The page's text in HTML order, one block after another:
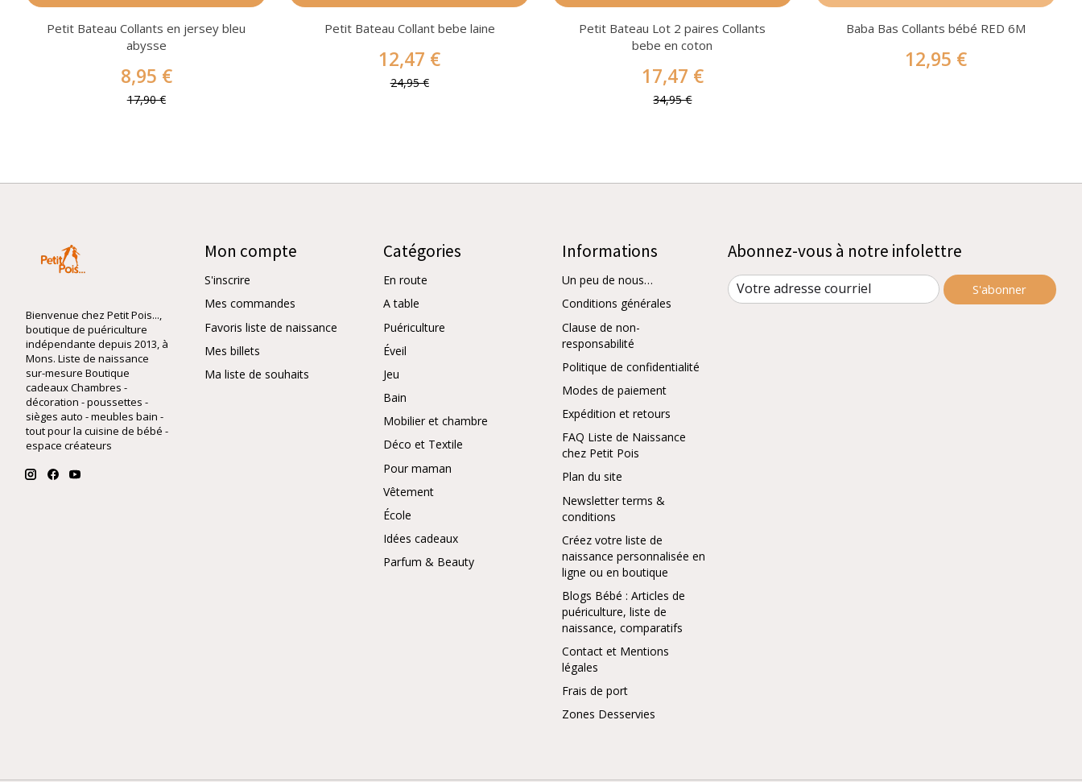
Petit Bateau Collants en jersey bleu
abysse
8,95 €
17,90 €
Petit Bateau Collant bebe laine
12,47 €
24,95 €
Petit Bateau Lot 2 paires Collants
bebe en coton
17,47 €
34,95 €
Baba Bas Collants bébé RED 6M
12,95 €
Bienvenue chez Petit Pois...,
boutique de puériculture
indépendante depuis 2013, à
Mons. Liste de naissance
sur-mesure Boutique
cadeaux Chambres -
décoration - poussettes -
sièges auto - meubles bain -
tout pour la cuisine de bébé -
espace créateurs
Mon compte
S'inscrire
Mes commandes
Favoris liste de naissance
Mes billets
Ma liste de souhaits
Catégories
En route
A table
Puériculture
Éveil
Jeu
Bain
Mobilier et chambre
Déco et Textile
Pour maman
Vêtement
École
Idées cadeaux
Parfum & Beauty
Informations
Un peu de nous…
Conditions générales
Clause de non-
responsabilité
Politique de confidentialité
Modes de paiement
Expédition et retours
FAQ Liste de Naissance
chez Petit Pois
Plan du site
Newsletter terms &
conditions
Créez votre liste de
naissance personnalisée en
ligne ou en boutique
Blogs Bébé : Articles de
puériculture, liste de
naissance, comparatifs
Contact et Mentions
légales
Frais de port
Zones Desservies
Abonnez-vous à notre infolettre
S'abonner